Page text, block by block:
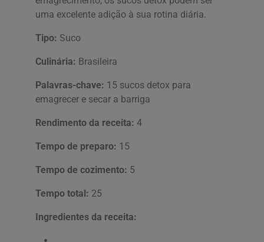
uma excelente adição à sua rotina diária.
Tipo: Suco
Culinária: Brasileira
Palavras-chave: 15 sucos detox para
emagrecer e secar a barriga
Rendimento da receita: 4
Tempo de preparo: 15
Tempo de cozimento: 5
Tempo total: 25
Ingredientes da receita: